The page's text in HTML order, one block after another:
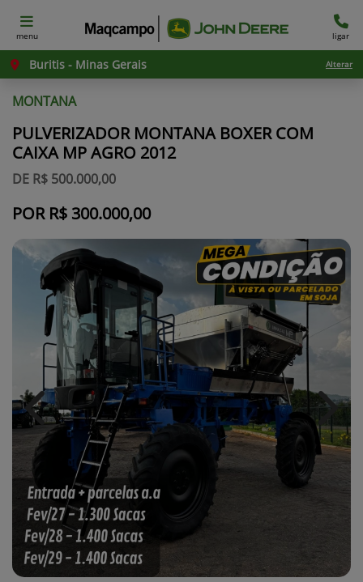
menu ligar
Buritis - Minas Gerais Alterar
MONTANA
PULVERIZADOR MONTANA BOXER COM
CAIXA MP AGRO 2012
DE R$ 500.000,00
POR R$ 300.000,00
Previous